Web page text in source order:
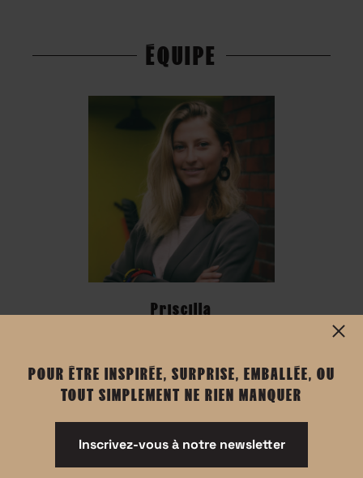
ÉQUIPE
Priscilla
Enrica
POUR ÊTRE INSPIRÉE, SURPRISE, EMBALLÉE, OU
TOUT SIMPLEMENT NE RIEN MANQUER
Inscrivez-vous à notre newsletter